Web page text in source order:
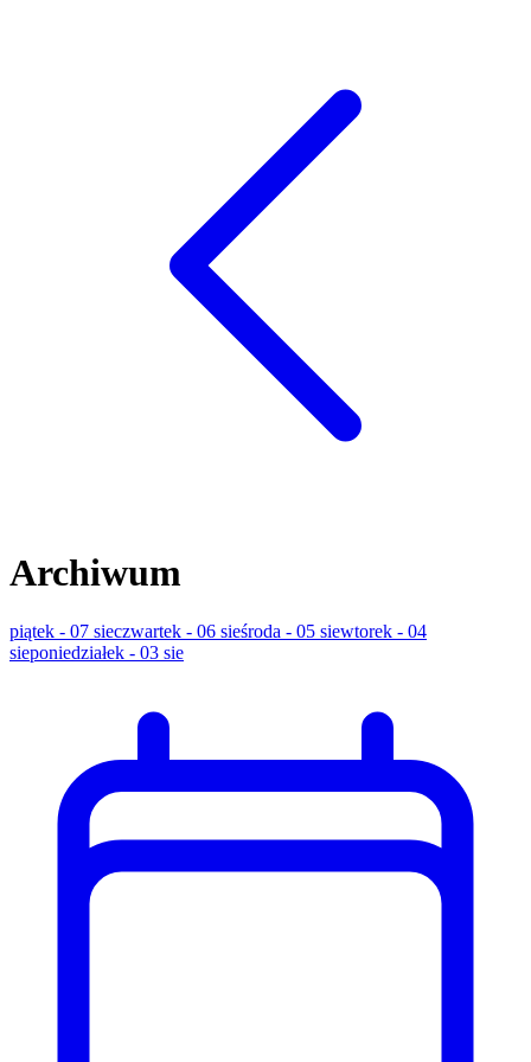
Archiwum
piątek - 07 sieczwartek - 06 sieśroda - 05 siewtorek - 04
sieponiedziałek - 03 sie